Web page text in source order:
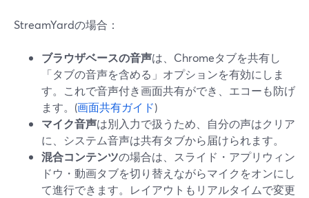
StreamYardの場合：
ブラウザベースの音声は、Chromeタブを共有し
「タブの音声を含める」オプションを有効にしま
す。これで音声付き画面共有ができ、エコーも防げ
ます。(画面共有ガイド)
マイク音声は別入力で扱うため、自分の声はクリア
に、システム音声は共有タブから届けられます。
混合コンテンツの場合は、スライド・アプリウィン
ドウ・動画タブを切り替えながらマイクをオンにし
て進行できます。レイアウトもリアルタイムで変更